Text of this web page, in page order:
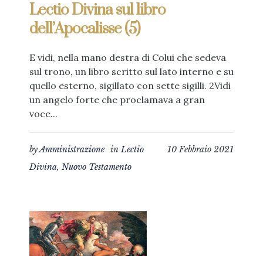
Lectio Divina sul libro
dell’Apocalisse (5)
E vidi, nella mano destra di Colui che sedeva
sul trono, un libro scritto sul lato interno e su
quello esterno, sigillato con sette sigilli. 2Vidi
un angelo forte che proclamava a gran
voce...
10 Febbraio 2021
byAmministrazione inLectio
Divina, Nuovo Testamento